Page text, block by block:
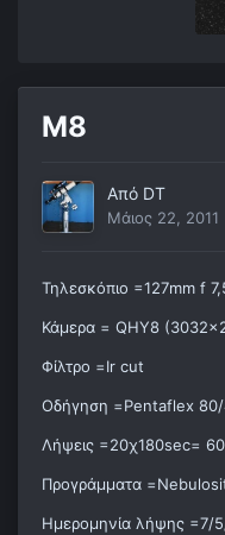
M8
Από DT
Μάιος 22, 2011
Τηλεσκόπιο =127mm f
Κάμερα = QHY8
Φίλτρο =Ir cut
Οδήγηση =Pentaflex
Λήψεις =20χ180sec=
Προγράμματα
Ημερομηνία λήψης =7/